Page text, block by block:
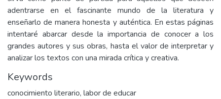
adentrarse en el fascinante mundo de la literatura y
enseñarlo de manera honesta y auténtica. En estas páginas
intentaré abarcar desde la importancia de conocer a los
grandes autores y sus obras, hasta el valor de interpretar y
analizar los textos con una mirada crítica y creativa.
Keywords
conocimiento literario, labor de educar